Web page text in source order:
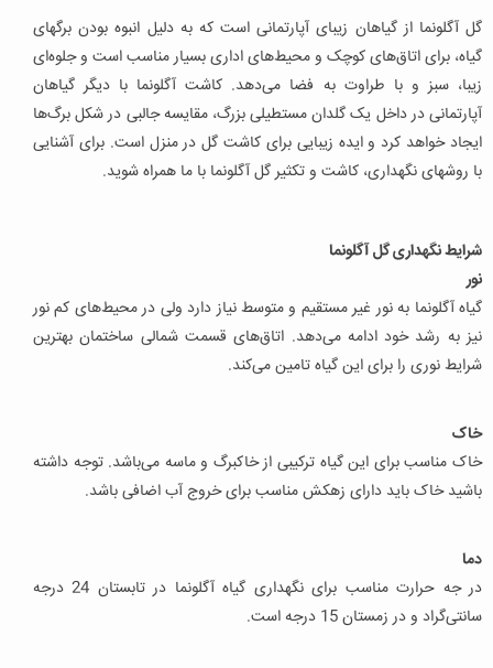
گل آگلونما از گیاهان زیبای آپارتمانی است که به دلیل انبوه بودن برگهای
گیاه، برای اتاق‌های کوچک و محیط‌های اداری بسیار مناسب است و جلوه‌ای
زیبا، سبز و با طراوت به فضا می‌دهد. کاشت آگلونما با دیگر گیاهان
آپارتمانی در داخل یک گلدان مستطیلی بزرگ، مقایسه جالبی در شکل برگ‌ها
ایجاد خواهد کرد و ایده زیبایی برای کاشت گل در منزل است. برای آشنایی
با روشهای نگهداری، کاشت و تکثیر گل آگلونما با ما همراه شوید.
شرایط نگهداری گل آگلونما
نور
گیاه آگلونما به نور غیر مستقیم و متوسط نیاز دارد ولی در محیط‌های کم نور
نیز به رشد خود ادامه می‌دهد. اتاق‌های قسمت شمالی ساختمان بهترین
شرایط نوری را برای این گیاه تامین می‌کند.
خاک
خاک مناسب برای این گیاه ترکیبی از خاکبرگ و ماسه می‌باشد. توجه داشته
باشید خاک باید دارای زهکش مناسب برای خروج آب اضافی باشد.
دما
در جه حرارت مناسب برای نگهداری گیاه آگلونما در تابستان 24 درجه
سانتی‌گراد و در زمستان 15 درجه است.